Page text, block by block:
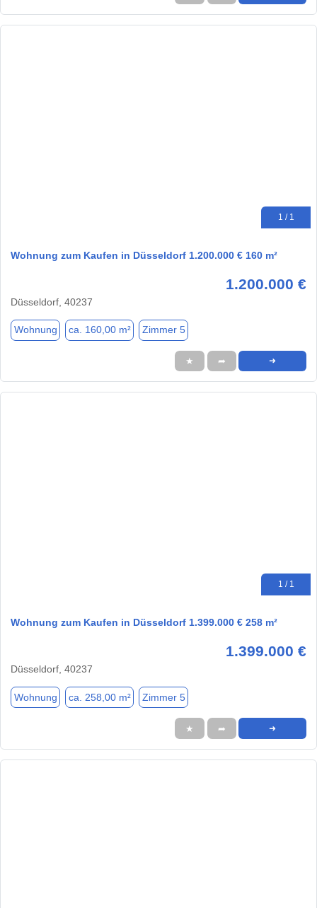
1 / 1
Wohnung zum Kaufen in Düsseldorf 1.200.000 € 160 m²
1.200.000 €
Düsseldorf, 40237
Wohnung ca. 160,00 m² Zimmer 5
★ ➦ ➜
1 / 1
Wohnung zum Kaufen in Düsseldorf 1.399.000 € 258 m²
1.399.000 €
Düsseldorf, 40237
Wohnung ca. 258,00 m² Zimmer 5
★ ➦ ➜